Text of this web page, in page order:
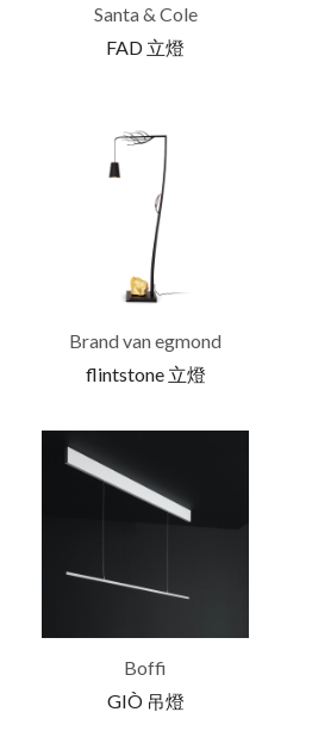
Santa & Cole
FAD 立燈
Brand van egmond
flintstone 立燈
Boffi
GIÒ 吊燈